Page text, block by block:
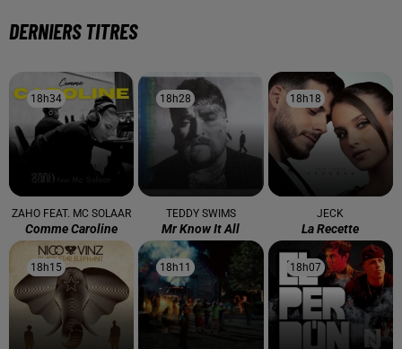
DERNIERS TITRES
18h34
18h34
ZAHO FEAT. MC SOLAAR
Comme Caroline
18h28
18h28
TEDDY SWIMS
Mr Know It All
18h18
18h18
JECK
La Recette
18h15
18h15 18h11
18h11 18h07
18h07